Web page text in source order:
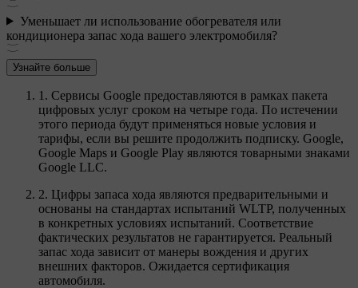
Уменьшает ли использование обогревателя или
кондиционера запас хода вашего электромобиля?
Узнайте больше
1. Сервисы Google предоставляются в рамках пакета
цифровых услуг сроком на четыре года. По истечении
этого периода будут применяться новые условия и
тарифы, если вы решите продолжить подписку. Google,
Google Maps и Google Play являются товарными знаками
Google LLC.
2. Цифры запаса хода являются предварительными и
основаны на стандартах испытаний WLTP, полученных
в конкретных условиях испытаний. Соответствие
фактических результатов не гарантируется. Реальный
запас хода зависит от манеры вождения и других
внешних факторов. Ожидается сертификация
автомобиля.